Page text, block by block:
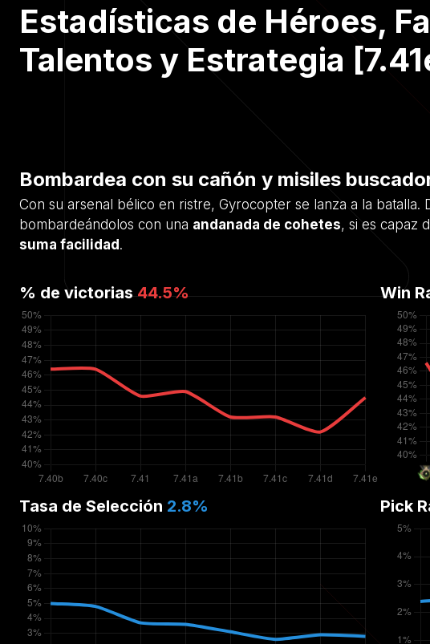
Estadísticas de Héroes,
Talentos y Estrategia
Bombardea con su cañón y misiles
Con su arsenal bélico en ristre, Gyrocopter se lanza a la batalla.
bombardeándolos con una andanada de cohetes, si es capaz
suma facilidad.
% de victorias44.5% Win
Tasa de Selección 2.8% Pick